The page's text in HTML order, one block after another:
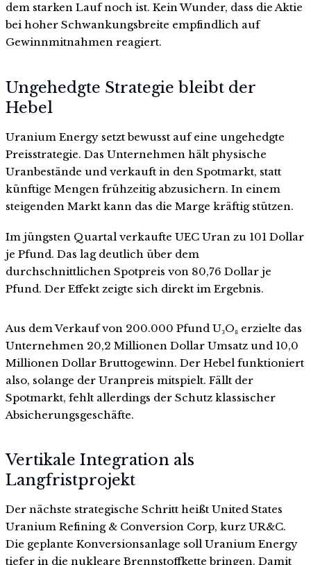
dem starken Lauf noch ist. Kein Wunder, dass die Aktie
bei hoher Schwankungsbreite empfindlich auf
Gewinnmitnahmen reagiert.
Ungehedgte Strategie bleibt der
Hebel
Uranium Energy setzt bewusst auf eine ungehedgte
Preisstrategie. Das Unternehmen hält physische
Uranbestände und verkauft in den Spotmarkt, statt
künftige Mengen frühzeitig abzusichern. In einem
steigenden Markt kann das die Marge kräftig stützen.
Im jüngsten Quartal verkaufte UEC Uran zu 101 Dollar
je Pfund. Das lag deutlich über dem
durchschnittlichen Spotpreis von 80,76 Dollar je
Pfund. Der Effekt zeigte sich direkt im Ergebnis.
Aus dem Verkauf von 200.000 Pfund U₃O₈ erzielte das
Unternehmen 20,2 Millionen Dollar Umsatz und 10,0
Millionen Dollar Bruttogewinn. Der Hebel funktioniert
also, solange der Uranpreis mitspielt. Fällt der
Spotmarkt, fehlt allerdings der Schutz klassischer
Absicherungsgeschäfte.
Vertikale Integration als
Langfristprojekt
Der nächste strategische Schritt heißt United States
Uranium Refining & Conversion Corp, kurz UR&C.
Die geplante Konversionsanlage soll Uranium Energy
tiefer in die nukleare Brennstoffkette bringen. Damit